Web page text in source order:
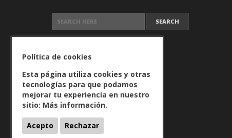
Política de cookies
Esta página utiliza cookies y otras
tecnologías para que podamos
mejorar tu experiencia en nuestro
sitio: Más información.
Acepto Rechazar